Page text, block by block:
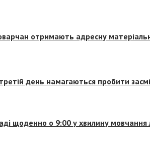
отримають адресну
день намагаються пробити
щоденно о 9:00 у хвилину